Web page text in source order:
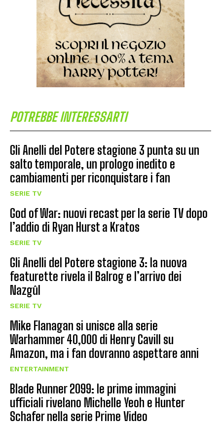
POTREBBE INTERESSARTI
Gli Anelli del Potere stagione 3 punta su un
salto temporale, un prologo inedito e
cambiamenti per riconquistare i fan
SERIE TV
God of War: nuovi recast per la serie TV dopo
l’addio di Ryan Hurst a Kratos
SERIE TV
Gli Anelli del Potere stagione 3: la nuova
featurette rivela il Balrog e l’arrivo dei
Nazgûl
SERIE TV
Mike Flanagan si unisce alla serie
Warhammer 40,000 di Henry Cavill su
Amazon, ma i fan dovranno aspettare anni
ENTERTAINMENT
Blade Runner 2099: le prime immagini
ufficiali rivelano Michelle Yeoh e Hunter
Schafer nella serie Prime Video